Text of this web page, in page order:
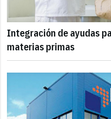
Integración de ayudas
materias primas